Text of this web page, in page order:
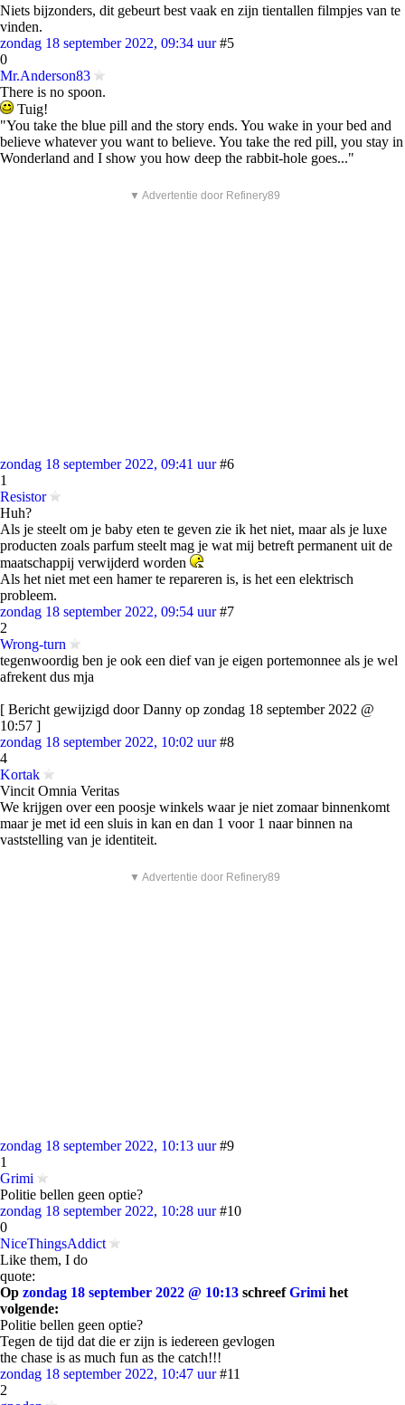
Niets bijzonders, dit gebeurt best vaak en zijn tientallen filmpjes van te
vinden.
zondag 18 september 2022, 09:34 uur #5
0
Mr.Anderson83
There is no spoon.
Tuig!
"You take the blue pill and the story ends. You wake in your bed and
believe whatever you want to believe. You take the red pill, you stay in
Wonderland and I show you how deep the rabbit-hole goes..."
▼ Advertentie door Refinery89
zondag 18 september 2022, 09:41 uur #6
1
Resistor
Huh?
Als je steelt om je baby eten te geven zie ik het niet, maar als je luxe
producten zoals parfum steelt mag je wat mij betreft permanent uit de
maatschappij verwijderd worden
Als het niet met een hamer te repareren is, is het een elektrisch
probleem.
zondag 18 september 2022, 09:54 uur #7
2
Wrong-turn
tegenwoordig ben je ook een dief van je eigen portemonnee als je wel
afrekent dus mja
[ Bericht gewijzigd door Danny op zondag 18 september 2022 @
10:57 ]
zondag 18 september 2022, 10:02 uur #8
4
Kortak
Vincit Omnia Veritas
We krijgen over een poosje winkels waar je niet zomaar binnenkomt
maar je met id een sluis in kan en dan 1 voor 1 naar binnen na
vaststelling van je identiteit.
▼ Advertentie door Refinery89
zondag 18 september 2022, 10:13 uur #9
1
Grimi
Politie bellen geen optie?
zondag 18 september 2022, 10:28 uur #10
0
NiceThingsAddict
Like them, I do
quote:
Op zondag 18 september 2022 @ 10:13 schreefGrimi het
volgende:
Politie bellen geen optie?
Tegen de tijd dat die er zijn is iedereen gevlogen
the chase is as much fun as the catch!!!
zondag 18 september 2022, 10:47 uur #11
2